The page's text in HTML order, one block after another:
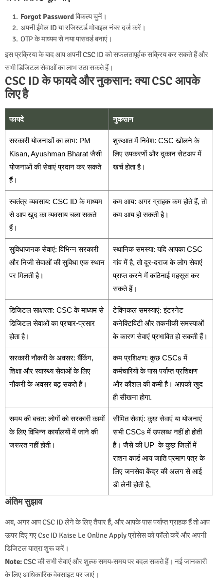
Forgot Passwordविकल्प चुनें।
अपनी ईमेल ID या रजिस्टर्ड मोबाइल नंबर दर्ज करें।
OTP के माध्यम से नया पासवर्ड बनाएं।
इस प्रक्रिया के बाद आप अपनी CSC ID को सफलतापूर्वक सक्रिय कर सकते हैं और
सभी डिजिटल सेवाओं का लाभ उठा सकते हैं।
CSC ID के फायदे और नुकसान: क्या CSC आपके
लिए है
फायदे नुकसान
सरकारी योजनाओं का लाभ: PM
Kisan, Ayushman Bharat जैसी
योजनाओं की सेवाएं प्रदान कर सकते
हैं।
शुरुआत में निवेश: CSC खोलने के
लिए उपकरणों और दुकान सेटअप में
खर्च होता है।
स्वतंत्र व्यवसाय: CSC ID के माध्यम
से आप खुद का व्यवसाय चला सकते
हैं।
कम आय: अगर ग्राहक कम होते हैं, तो
कम आय हो सकती है।
सुविधाजनक सेवाएं: विभिन्न सरकारी
और निजी सेवाओं की सुविधा एक स्थान
पर मिलती है।
स्थानिक समस्या: यदि आपका CSC
गांव में है, तो दूर-दराज के लोग सेवाएं
प्राप्त करने में कठिनाई महसूस कर
सकते हैं।
डिजिटल साक्षरता: CSC के माध्यम से
डिजिटल सेवाओं का प्रचार-प्रसार
होता है।
टेक्निकल समस्याएं: इंटरनेट
कनेक्टिविटी और तकनीकी समस्याओं
के कारण सेवाएं प्रभावित हो सकती हैं।
सरकारी नौकरी के अवसर: बैंकिंग,
शिक्षा और स्वास्थ्य सेवाओं के लिए
नौकरी के अवसर बढ़ सकते हैं।
कम प्रशिक्षण: कुछ CSCs में
कर्मचारियों के पास पर्याप्त प्रशिक्षण
और कौशल की कमी है। आपको खुद
ही सीखना होगा.
समय की बचत: लोगों को सरकारी कामों
के लिए विभिन्न कार्यालयों में जाने की
जरूरत नहीं होती।
सीमित सेवाएं: कुछ सेवाएं या योजनाएं
सभी CSCs में उपलब्ध नहीं हो होती
हैं। जैसे की UP के कुछ जिलों में
राशन कार्ड आय जाति प्रमाण पत्र के
लिए जनसेवा केंद्र की अलग से आई
डी लेनी होती है,
अंतिम सुझाव
अब, अगर आप CSC ID लेने के लिए तैयार हैं, और आपके पास पर्याप्त ग्राहक हैं तो आप
ऊपर दिए गए Csc ID Kaise Le Online Apply प्रोसेस को फॉलो करें और अपनी
डिजिटल यात्रा शुरू करें।
Note:CSC की सभी सेवाएं और शुल्क समय-समय पर बदल सकते हैं। नई जानकारी
के लिए आधिकारिक वेबसाइट पर जाएं।